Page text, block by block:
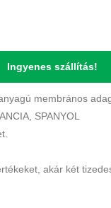
Ingyenes szállítás!
membrános
SPANYOL
akár két